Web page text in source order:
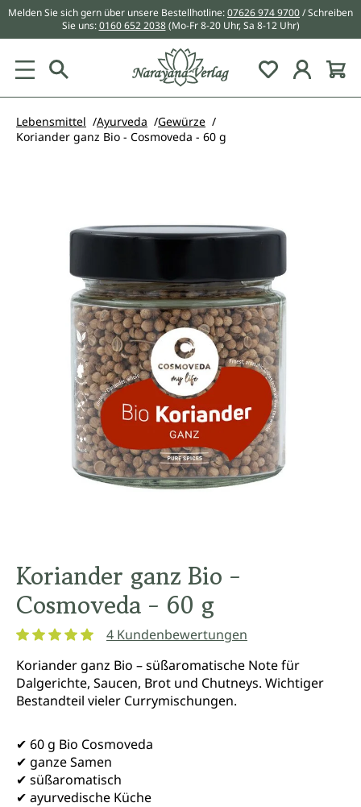
springen
Melden Sie sich gern über unsere Bestellhotline:07626 974 9700/ Schreiben
Sie uns:0160 652 2038 (Mo-Fr 8-20 Uhr, Sa 8-12 Uhr)
Du hast 0
Lebensmittel Ayurveda
Gewürze
Koriander ganz Bio - Cosmoveda - 60 g
Koriander ganz Bio -
Cosmoveda - 60 g
4 Kundenbewertungen
Koriander ganz Bio – süßaromatische Note für
Dalgerichte, Saucen, Brot und Chutneys. Wichtiger
Bestandteil vieler Currymischungen.
✔ 60 g Bio Cosmoveda
✔ ganze Samen
✔ süßaromatisch
✔ ayurvedische Küche